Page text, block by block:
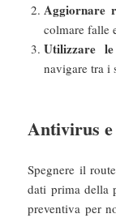
Aggiornare
colmare falle
Utilizzare
navigare tra i
Antivirus
Spegnere il
dati prima della
preventiva per